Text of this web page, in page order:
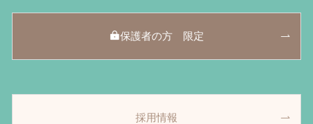
保護者の方 限定
採用情報